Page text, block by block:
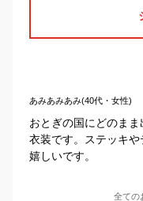
あみあみあみ(40代・女性)
おとぎの国にどのま
衣装です。ステッキ
嬉しいです。
全ての